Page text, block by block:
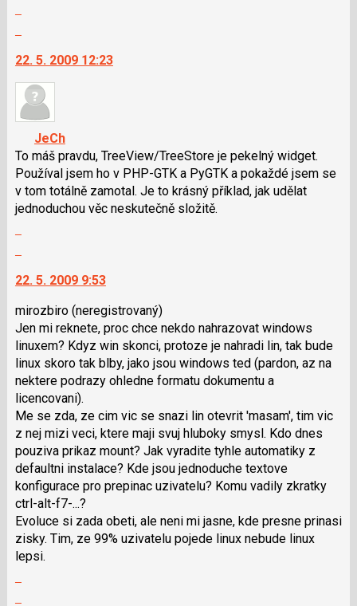
názor
klávesy
N
pro
následující
a
P
pro
předchozí
nový
další
nový
názor.
navigaci
lze
použít
klávesy
a
P
pro
předchozí
nový
názor
22. 5. 2009 12:23
JeCh
To máš pravdu, TreeView/TreeStore je pekelný widget.
Používal jsem ho v PHP-GTK a PyGTK a pokaždé jsem se
v tom totálně zamotal. Je to krásný příklad, jak udělat
jednoduchou věc neskutečně složitě.
další
názor.
K
navigaci
lze
použít
i
klávesy
N
pro
následující
a
P
pro
předchozí
nový
22. 5. 2009 9:53
mirozbiro (neregistrovaný)
Jen mi reknete, proc chce nekdo nahrazovat windows
linuxem? Kdyz win skonci, protoze je nahradi lin, tak bude
linux skoro tak blby, jako jsou windows ted (pardon, az na
nektere podrazy ohledne formatu dokumentu a
licencovani).
Me se zda, ze cim vic se snazi lin otevrit 'masam', tim vic
z nej mizi veci, ktere maji svuj hluboky smysl. Kdo dnes
pouziva prikaz mount? Jak vyradite tyhle automatiky z
defaultni instalace? Kde jsou jednoduche textove
konfigurace pro prepinac uzivatelu? Komu vadily zkratky
ctrl-alt-f7-...?
Evoluce si zada obeti, ale neni mi jasne, kde presne prinasi
zisky. Tim, ze 99% uzivatelu pojede linux nebude linux
lepsi.